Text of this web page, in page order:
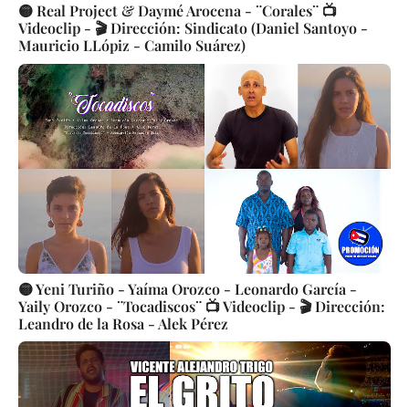
🟡 Real Project & Daymé Arocena - ¨Corales¨ 📺
Videoclip - 🎬 Dirección: Sindicato (Daniel Santoyo -
Mauricio LLópiz - Camilo Suárez)
🟡 Yeni Turiño - Yaíma Orozco - Leonardo García -
Yaily Orozco - ¨Tocadiscos¨ 📺 Videoclip - 🎬 Dirección:
Leandro de la Rosa - Alek Pérez